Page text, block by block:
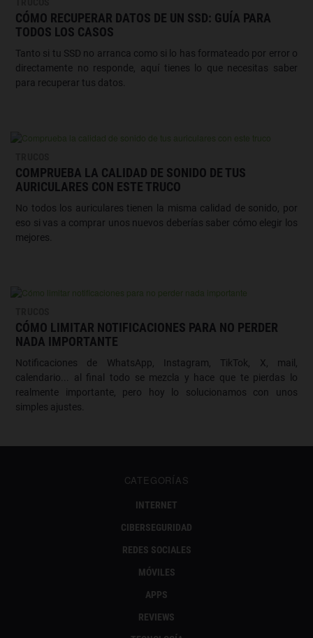
CÓMO RECUPERAR DATOS DE UN SSD: GUÍA PARA
TODOS LOS CASOS
Tanto si tu SSD no arranca como si lo has formateado por error o
directamente no responde, aquí tienes lo que necesitas saber
para recuperar tus datos.
COMPRUEBA LA CALIDAD DE SONIDO DE TUS
AURICULARES CON ESTE TRUCO
No todos los auriculares tienen la misma calidad de sonido, por
eso si vas a comprar unos nuevos deberías saber cómo elegir los
mejores.
CÓMO LIMITAR NOTIFICACIONES PARA NO PERDER
NADA IMPORTANTE
Notificaciones de WhatsApp, Instagram, TikTok, X, mail,
calendario... al final todo se mezcla y hace que te pierdas lo
realmente importante, pero hoy lo solucionamos con unos
simples ajustes.
CATEGORÍAS
INTERNET
CIBERSEGURIDAD
REDES SOCIALES
MÓVILES
APPS
REVIEWS